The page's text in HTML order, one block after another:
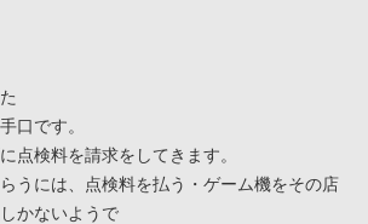
口です。
点検料を請求をしてきます。
うには、点検料を払う・ゲーム機をその店
かないようで